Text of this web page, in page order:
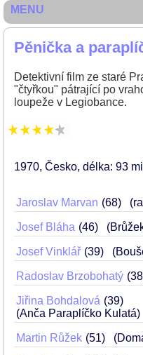
Pěnička a
Detektivní film ze staré
"čtyřkou" pátrající po
loupeže v Legiobance.
1970 Česko délka: 93
Jaroslav Marvan 68
Josef Bláha 46
Josef Vinklář 39
Radoslav Brzobohatý 38
Jiřina Bohdalová
39
(Anča Paraplíčko Kulatá)
Martin Růžek 51
MENU